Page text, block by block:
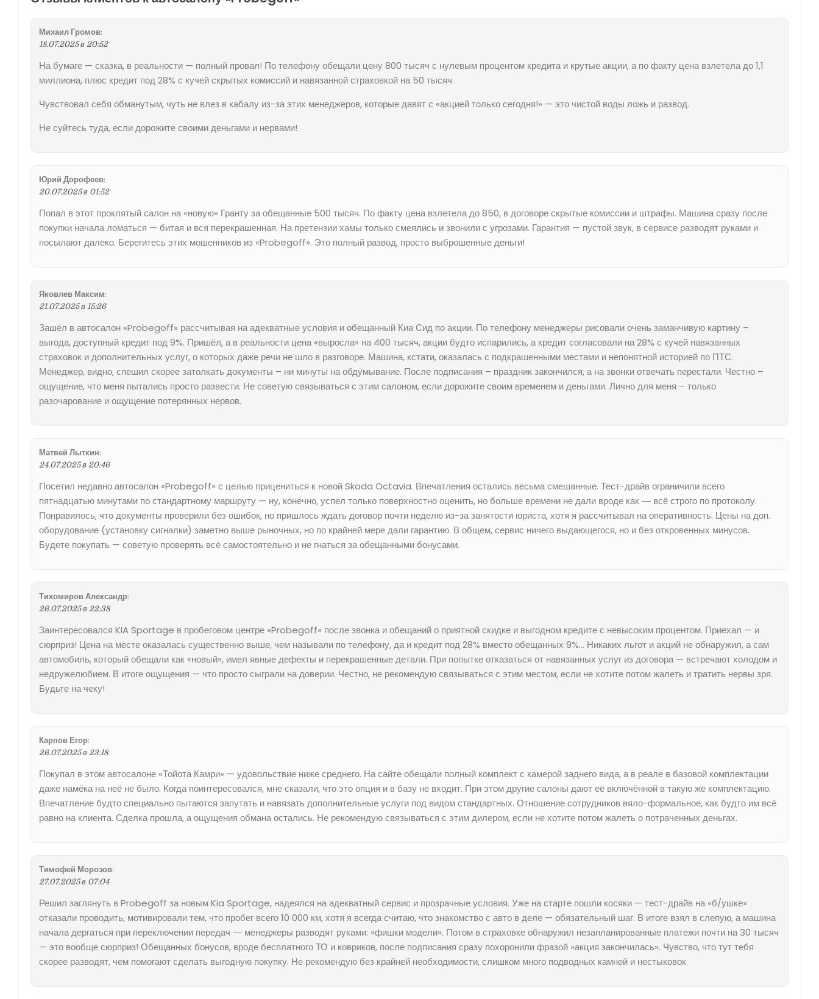
Михаил Громов:
18.07.2025 в 20:52
На бумаге — сказка, в реальности — полный провал! По телефону обещали цену 800 тысяч с нулевым процентом кредита и крутые акции, а по факту цена взлетела до 1,1
миллиона, плюс кредит под 28% с кучей скрытых комиссий и навязанной страховкой на 50 тысяч.
Чувствовал себя обманутым, чуть не влез в кабалу из-за этих менеджеров, которые давят с «акцией только сегодня!» — это чистой воды ложь и развод.
Не суйтесь туда, если дорожите своими деньгами и нервами!
Юрий Дорофеев:
20.07.2025 в 01:52
Попал в этот проклятый салон на «новую» Гранту за обещанные 500 тысяч. По факту цена взлетела до 850, в договоре скрытые комиссии и штрафы. Машина сразу после
покупки начала ломаться — битая и вся перекрашенная. На претензии хамы только смеялись и звонили с угрозами. Гарантия — пустой звук, в сервисе разводят руками и
посылают далеко. Берегитесь этих мошенников из «Probegoff». Это полный развод, просто выброшенные деньги!
Яковлев Максим:
21.07.2025 в 15:26
Зашёл в автосалон »Probegoff» рассчитывая на адекватные условия и обещанный Киа Сид по акции. По телефону менеджеры рисовали очень заманчивую картину –
выгода, доступный кредит под 9%. Пришёл, а в реальности цена «выросла» на 400 тысяч, акции будто испарились, а кредит согласовали на 28% с кучей навязанных
страховок и дополнительных услуг, о которых даже речи не шло в разговоре. Машина, кстати, оказалась с подкрашенными местами и непонятной историей по ПТС.
Менеджер, видно, спешил скорее затолкать документы – ни минуты на обдумывание. После подписания – праздник закончился, а на звонки отвечать перестали. Честно –
ощущение, что меня пытались просто развести. Не советую связываться с этим салоном, если дорожите своим временем и деньгами. Лично для меня – только
разочарование и ощущение потерянных нервов.
Матвей Лыткин:
24.07.2025 в 20:46
Посетил недавно автосалон «Probegoff» с целью прицениться к новой Skoda Octavia. Впечатления остались весьма смешанные. Тест-драйв ограничили всего
пятнадцатью минутами по стандартному маршруту — ну, конечно, успел только поверхностно оценить, но больше времени не дали вроде как ― всё строго по протоколу.
Понравилось, что документы проверили без ошибок, но пришлось ждать договор почти неделю из-за занятости юриста, хотя я рассчитывал на оперативность. Цены на доп.
оборудование (установку сигналки) заметно выше рыночных, но по крайней мере дали гарантию. В общем, сервис ничего выдающегося, но и без откровенных минусов.
Будете покупать — советую проверять всё самостоятельно и не гнаться за обещанными бонусами.
Тихомиров Александр:
26.07.2025 в 22:38
Заинтересовался KIA Sportage в пробеговом центре »Probegoff» после звонка и обещаний о приятной скидке и выгодном кредите с невысоким процентом. Приехал — и
сюрприз! Цена на месте оказалась существенно выше, чем называли по телефону, да и кредит под 28% вместо обещанных 9%… Никаких льгот и акций не обнаружил, а сам
автомобиль, который обещали как «новый», имел явные дефекты и перекрашенные детали. При попытке отказаться от навязанных услуг из договора — встречают холодом и
недружелюбием. В итоге ощущения — что просто сыграли на доверии. Честно, не рекомендую связываться с этим местом, если не хотите потом жалеть и тратить нервы зря.
Будьте на чеку!
Карпов Егор:
26.07.2025 в 23:18
Покупал в этом автосалоне «Тойота Камри» — удовольствие ниже среднего. На сайте обещали полный комплект с камерой заднего вида, а в реале в базовой комплектации
даже намёка на неё не было. Когда поинтересовался, мне сказали, что это опция и в базу не входит. При этом другие салоны дают её включённой в такую же комплектацию.
Впечатление будто специально пытаются запутать и навязать дополнительные услуги под видом стандартных. Отношение сотрудников вяло-формальное, как будто им всё
равно на клиента. Сделка прошла, а ощущения обмана остались. Не рекомендую связываться с этим дилером, если не хотите потом жалеть о потраченных деньгах.
Тимофей Морозов:
27.07.2025 в 07:04
Решил заглянуть в Probegoff за новым Kia Sportage, надеялся на адекватный сервис и прозрачные условия. Уже на старте пошли косяки — тест-драйв на «б/ушке»
отказали проводить, мотивировали тем, что пробег всего 10 000 км, хотя я всегда считаю, что знакомство с авто в деле — обязательный шаг. В итоге взял в слепую, а машина
начала дергаться при переключении передач ― менеджеры разводят руками: »фишки модели». Потом в страховке обнаружил незапланированные платежи почти на 30 тысяч
— это вообще сюрприз! Обещанных бонусов, вроде бесплатного ТО и ковриков, после подписания сразу похоронили фразой »акция закончилась». Чувство, что тут тебя
скорее разводят, чем помогают сделать выгодную покупку. Не рекомендую без крайней необходимости, слишком много подводных камней и нестыковок.